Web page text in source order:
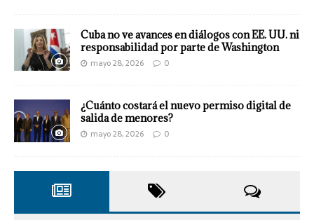
Cuba no ve avances en diálogos con EE. UU. ni
responsabilidad por parte de Washington
mayo 28, 2026 0
¿Cuánto costará el nuevo permiso digital de
salida de menores?
mayo 28, 2026 0